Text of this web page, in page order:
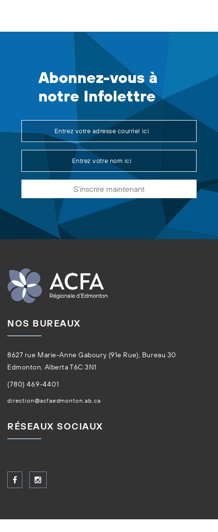
Abonnez-vous à
notre Infolettre
S'inscrire maintenant
NOS BUREAUX
8627 rue Marie-Anne Gaboury (91e Rue), Bureau 30
Edmonton, Alberta T6C 3N1
(780) 469-4401
direction@acfaedmonton.ab.ca
RÉSEAUX SOCIAUX